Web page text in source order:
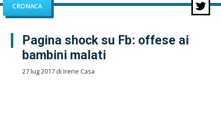
CRONACA
Pagina shock su Fb: offese ai
bambini malati
27 lug 2017 di Irene Casa